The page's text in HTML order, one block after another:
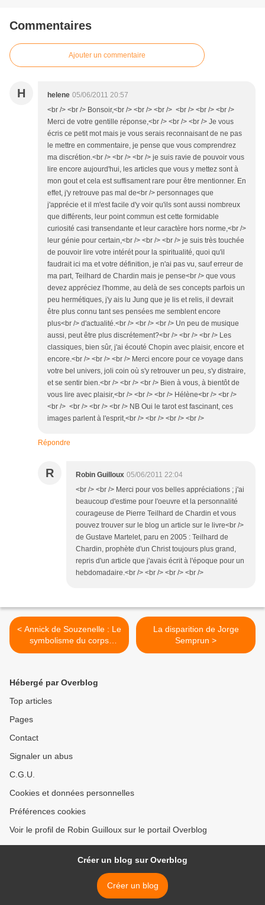
Commentaires
Ajouter un commentaire
H helene 05/06/2011 20:57
<br /> <br /> Bonsoir,<br /> <br /> <br /> <br /> <br /> <br />
Merci de votre gentille réponse,<br /> <br /> <br /> Je vous
écris ce petit mot mais je vous serais reconnaisant de ne pas
le mettre en commentaire, je pense que vous comprendrez
ma discrétion.<br /> <br /> <br /> je suis ravie de pouvoir vous
lire encore aujourd'hui, les articles que vous y mettez sont à
mon gout et cela est suffisament rare pour être mentionner. En
effet, j'y retrouve pas mal de<br /> personnages que
j'apprécie et il m'est facile d'y voir qu'ils sont aussi nombreux
que différents, leur point commun est cette formidable
curiosité casi transendante et leur caractère hors norme,<br />
leur génie pour certain,<br /> <br /> <br /> je suis très touchée
de pouvoir lire votre intérét pour la spiritualité, quoi qu'il
faudrait ici ma et votre définition, je n'ai pas vu, sauf erreur de
ma part, Teilhard de Chardin mais je pense<br /> que vous
devez appréciez l'homme, au delà de ses concepts parfois un
peu hermétiques, j'y ais lu Jung que je lis et relis, il devrait
être plus connu tant ses pensées me semblent encore
plus<br /> d'actualité.<br /> <br /> <br /> Un peu de musique
aussi, peut être plus discrétement?<br /> <br /> <br /> Les
classiques, bien sûr, j'ai écouté Chopin avec plaisir, encore et
encore.<br /> <br /> <br /> Merci encore pour ce voyage dans
votre bel univers, joli coin où s'y retrouver un peu, s'y distraire,
et se sentir bien.<br /> <br /> <br /> Bien à vous, à bientôt de
vous lire avec plaisir,<br /> <br /> <br /> Hélène<br /> <br />
<br /> <br /> <br /> <br /> NB Oui le tarot est fascinant, ces
images parlent à l'esprit,<br /> <br /> <br /> <br />
Répondre
R Robin Guilloux 05/06/2011 22:04
<br /> <br /> Merci pour vos belles appréciations ; j'ai
beaucoup d'estime pour l'oeuvre et la personnalité
courageuse de Pierre Teilhard de Chardin et vous
pouvez trouver sur le blog un article sur le livre<br />
de Gustave Martelet, paru en 2005 : Teilhard de
Chardin, prophète d'un Christ toujours plus grand,
repris d'un article que j'avais écrit à l'époque pour un
hebdomadaire.<br /> <br /> <br /> <br />
< Annick de Souzenelle : Le
symbolisme du corps
humain
La disparition de Jorge
Semprun >
Hébergé par Overblog
Top articles
Pages
Contact
Signaler un abus
C.G.U.
Cookies et données personnelles
Préférences cookies
Voir le profil de Robin Guilloux sur le portail Overblog
Créer un blog sur Overblog
Créer un blog